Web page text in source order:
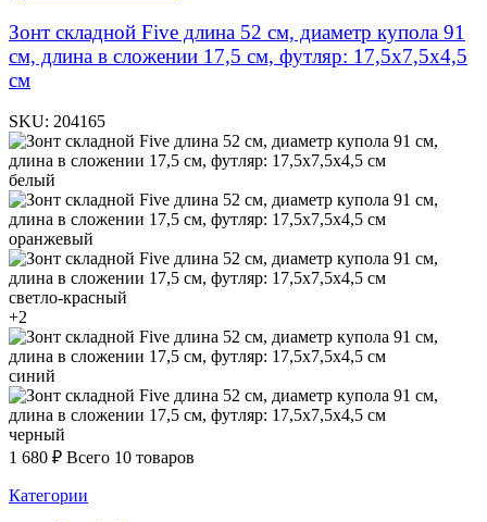
Зонт складной Five длина 52 см, диаметр купола 91
см, длина в сложении 17,5 см, футляр: 17,5х7,5х4,5
см
SKU: 204165
белый
оранжевый
светло-красный
+2
синий
черный
1 680 ₽ Всего 10 товаров
Категории